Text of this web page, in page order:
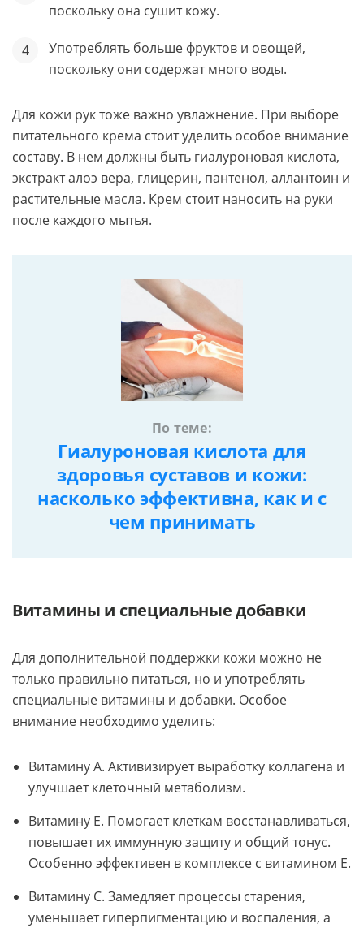
поскольку она сушит кожу.
Употреблять больше фруктов и овощей,
поскольку они содержат много воды.
Для кожи рук тоже важно увлажнение. При выборе
питательного крема стоит уделить особое внимание
составу. В нем должны быть гиалуроновая кислота,
экстракт алоэ вера, глицерин, пантенол, аллантоин и
растительные масла. Крем стоит наносить на руки
после каждого мытья.
По теме:
Гиалуроновая кислота для
здоровья суставов и кожи:
насколько эффективна, как и с
чем принимать
Витамины и специальные добавки
Для дополнительной поддержки кожи можно не
только правильно питаться, но и употреблять
специальные витамины и добавки. Особое
внимание необходимо уделить:
Витамину A. Активизирует выработку коллагена и
улучшает клеточный метаболизм.
Витамину E. Помогает клеткам восстанавливаться,
повышает их иммунную защиту и общий тонус.
Особенно эффективен в комплексе с витамином E.
Витамину C. Замедляет процессы старения,
уменьшает гиперпигментацию и воспаления, а